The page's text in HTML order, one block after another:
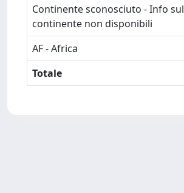
Continente sconosciuto - Info sul
continente non disponibili
AF - Africa
Totale